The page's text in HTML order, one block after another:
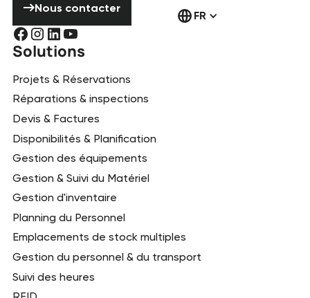
Nous contacter
FR
Solutions
Projets & Réservations
Réparations & inspections
Devis & Factures
Disponibilités & Planification
Gestion des équipements
Gestion & Suivi du Matériel
Gestion d'inventaire
Planning du Personnel
Emplacements de stock multiples
Gestion du personnel & du transport
Suivi des heures